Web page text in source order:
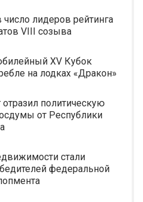
лидеров рейтинга
VIII созыва
XV Кубок
на лодках «Дракон»
политическую
от Республики
стали
федеральной